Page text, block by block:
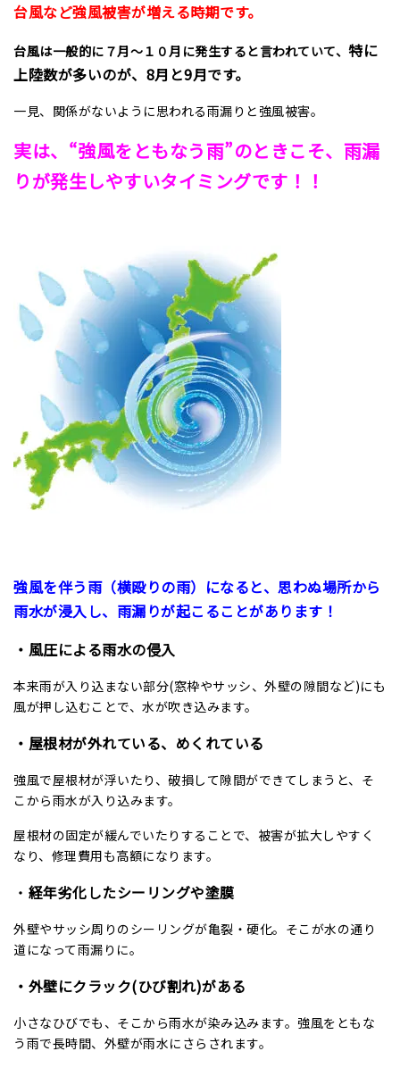
台風など強風被害が増える時期です。
台風は一般的に７月～１０月に発生すると言われていて、 特に
上陸数が多いのが、8月と9月です。
一見、関係がないように思われる雨漏りと強風被害。
実は、“強風をともなう雨”のときこそ、雨漏
りが発生しやすいタイミングです！！
強風を伴う雨（横殴りの雨）になると、思わぬ場所から
雨水が浸入し、雨漏りが起こることがあります！
・風圧による雨水の侵入
本来雨が入り込まない部分(窓枠やサッシ、外壁の隙間など)にも
風が押し込むことで、水が吹き込みます。
・屋根材が外れている、めくれている
強風で屋根材が浮いたり、破損して隙間ができてしまうと、そ
こから雨水が入り込みます。
屋根材の固定が緩んでいたりすることで、被害が拡大しやすく
なり、修理費用も高額になります。
・ 経年劣化したシーリングや塗膜
外壁やサッシ周りのシーリングが亀裂・硬化。そこが水の通り
道になって雨漏りに。
・外壁にクラック(ひび割れ)がある
小さなひびでも、そこから雨水が染み込みます。強風をともな
う雨で長時間、外壁が雨水にさらされます。